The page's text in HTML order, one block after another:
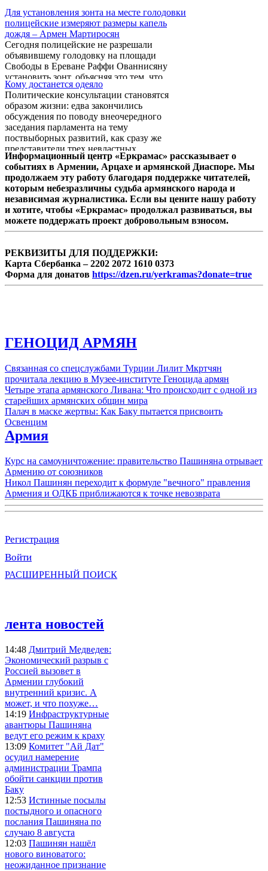
Для установления зонта на месте голодовки
полицейские измеряют размеры капель
дождя – Армен Мартиросян
Сегодня полицейские не разрешали
объявившему голодовку на площади
Свободы в Ереване Раффи Ованнисяну
установить зонт, объясняя это тем, что
редкие капли с неба – это еще не дождь. Об
этом в беседе с Tert.am сообщил зампред
партии «Наследие» Армен Мартиросян и
сказал, что только после определенных
переговоров было разрешено установить
зонт.
Кому достанется одеяло
Политические консультации становятся
образом жизни: едва закончились
обсуждения по поводу внеочередного
заседания парламента на тему
поствыборных развитий, как сразу же
представители трех невластных
политических сил сели за стол переговоров
по новой. На сей раз, чтобы обсудить
целесообразность похода на выборы в
Совет старейшин Еревана единым списком.
Но и эти успехом не увенчались. Хоть
переговорщики бьют себя в грудь и
клянутся, что готовы консультации
продолжить, однако при этом каждая из
Информационный центр «Еркрамас» рассказывает о
событиях в Армении, Арцахе и армянской Диаспоре. Мы
продолжаем эту работу благодаря поддержке читателей,
которым небезразличны судьба армянского народа и
независимая журналистика. Если вы цените нашу работу
и хотите, чтобы «Еркрамас» продолжал развиваться, вы
можете поддержать проект добровольным взносом.
РЕКВИЗИТЫ ДЛЯ ПОДДЕРЖКИ:
Карта Сбербанка – 2202 2072 1610 0373
Форма для донатов https://dzen.ru/yerkramas?donate=true
ГЕНОЦИД АРМЯН
Связанная со спецслужбами Турции Лилит Мкртчян
прочитала лекцию в Музее-институте Геноцида армян
Четыре этапа армянского Ливана: Что происходит с одной из
старейших армянских общин мира
Палач в маске жертвы: Как Баку пытается присвоить
Освенцим
Армия
Курс на самоуничтожение: правительство Пашиняна отрывает
Армению от союзников
Никол Пашинян переходит к формуле "вечного" правления
Армения и ОДКБ приближаются к точке невозврата
Регистрация
Войти
РАСШИРЕННЫЙ ПОИСК
лента новостей
14:48 Дмитрий Медведев:
Экономический разрыв с
Россией вызовет в
Армении глубокий
внутренний кризис. А
может, и что похуже…
14:19 Инфраструктурные
авантюры Пашиняна
ведут его режим к краху
13:09 Комитет "Ай Дат"
осудил намерение
администрации Трампа
обойти санкции против
Баку
12:53 Истинные посылы
постыдного и опасного
послания Пашиняна по
случаю 8 августа
12:03 Пашинян нашёл
нового виноватого:
неожиданное признание